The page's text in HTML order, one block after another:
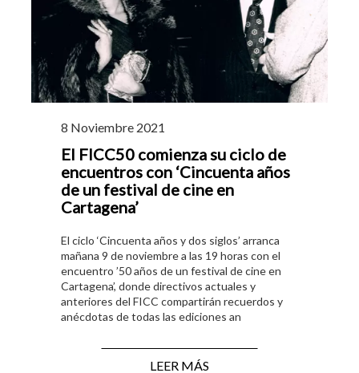
8 Noviembre 2021
El FICC50 comienza su ciclo de
encuentros con ‘Cincuenta años
de un festival de cine en
Cartagena’
El ciclo ‘Cincuenta años y dos siglos’ arranca
mañana 9 de noviembre a las 19 horas con el
encuentro ’50 años de un festival de cine en
Cartagena’, donde directivos actuales y
anteriores del FICC compartirán recuerdos y
anécdotas de todas las ediciones an
LEER MÁS